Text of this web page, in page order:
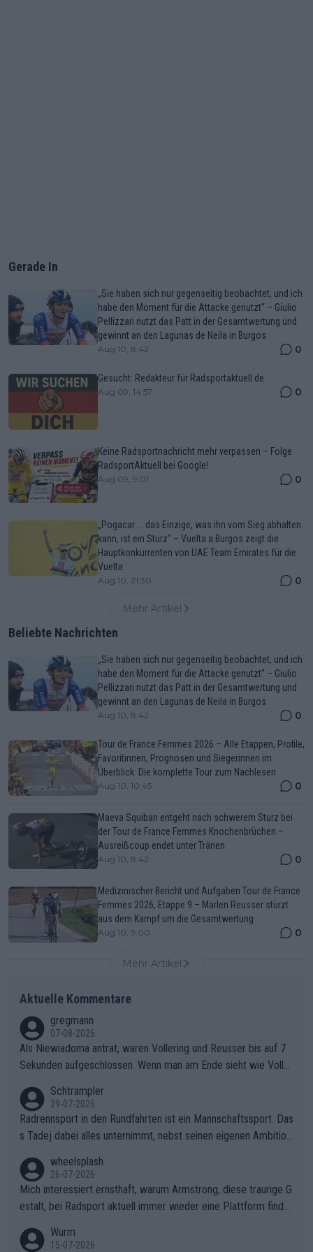
Gerade In
„Sie haben sich nur gegenseitig beobachtet, und ich
habe den Moment für die Attacke genutzt“ – Giulio
Pellizzari nutzt das Patt in der Gesamtwertung und
gewinnt an den Lagunas de Neila in Burgos
Aug 10, 8:42 0
Gesucht: Redakteur für Radsportaktuell.de
Aug 09, 14:57 0
Keine Radsportnachricht mehr verpassen – Folge
RadsportAktuell bei Google!
Aug 09, 9:01 0
„Pogacar ... das Einzige, was ihn vom Sieg abhalten
kann, ist ein Sturz“ – Vuelta a Burgos zeigt die
Hauptkonkurrenten von UAE Team Emirates für die
Vuelta
Aug 10, 21:30 0
Mehr Artikel
Beliebte Nachrichten
„Sie haben sich nur gegenseitig beobachtet, und ich
habe den Moment für die Attacke genutzt“ – Giulio
Pellizzari nutzt das Patt in der Gesamtwertung und
gewinnt an den Lagunas de Neila in Burgos
Aug 10, 8:42 0
Tour de France Femmes 2026 – Alle Etappen, Profile,
Favoritinnen, Prognosen und Siegerinnen im
Überblick: Die komplette Tour zum Nachlesen
Aug 10, 10:45 0
Maeva Squiban entgeht nach schwerem Sturz bei
der Tour de France Femmes Knochenbrüchen –
Ausreißcoup endet unter Tränen
Aug 10, 8:42 0
Medizinischer Bericht und Aufgaben Tour de France
Femmes 2026, Etappe 9 – Marlen Reusser stürzt
aus dem Kampf um die Gesamtwertung
Aug 10, 9:00 0
Mehr Artikel
Aktuelle Kommentare
gregmann
07-08-2026
Als Niewiadoma antrat, waren Vollering und Reusser bis auf 7
Sekunden aufgeschlossen. Wenn man am Ende sieht wie Voller
ering die 7 Sekunden zu Niewiadoma nicht geschlossen hat un
d den Abstand hat anwachsen lassen. Ein schwerer taktischer
Fehler, der den Tour Sieg kosten wird.Diese Beobachtung trifft
Zögerlichkeit von Demi Vollering in diesem Moment war das e
ntscheidende Puzzleteil, das Katarzyna Niewiadoma die Tür z
um Gelben Trikot geöffnet hat.Das taktische Dilemma am Mon
t VentouxDie psychologische Falle: Vollering spekulierte in die
ser Phase darauf, dass Marlen Reusser im Gelben Trikot die N
Schtrampler
29-07-2026
Radrennsport in den Rundfahrten ist ein Mannschaftssport. Das
s Tadej dabei alles unternimmt, nebst seinen eigenen Ambition
ganze Team auch mental stark zu machen und konkret am Erf
olg teilzuhaben, ist ihm ganz hoch anzurechnen. Das ist ein Zei
chen weit über den Radsport hinaus.
wheelsplash
26-07-2026
Mich interessiert ernsthaft, warum Armstrong, diese traurige G
estalt, bei Radsport aktuell immer wieder eine Plattform finde
Wurm
15-07-2026